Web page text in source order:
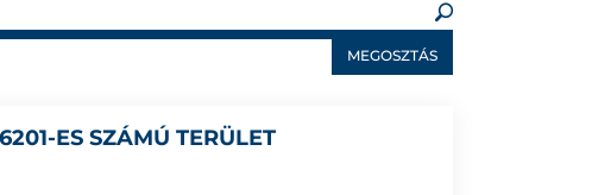
MEGOSZTÁS
ES SZÁMÚ TERÜLET